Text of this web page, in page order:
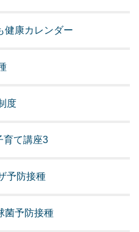
健康カレンダー
度
育て講座3
予防接種
菌予防接種